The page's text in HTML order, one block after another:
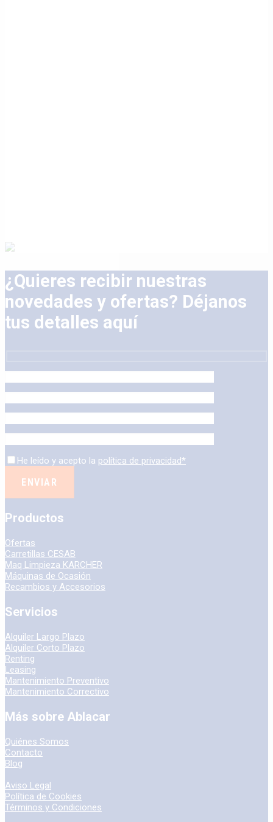
¿Quieres recibir nuestras
novedades y ofertas? Déjanos
tus detalles aquí
He leído y acepto la política de privacidad*
Productos
Ofertas
Carretillas CESAB
Maq Limpieza KARCHER
Máquinas de Ocasión
Recambios y Accesorios
Servicios
Alquiler Largo Plazo
Alquiler Corto Plazo
Renting
Leasing
Mantenimiento Preventivo
Mantenimiento Correctivo
Más sobre Ablacar
Quiénes Somos
Contacto
Blog
Aviso Legal
Política de Cookies
Términos y Condiciones